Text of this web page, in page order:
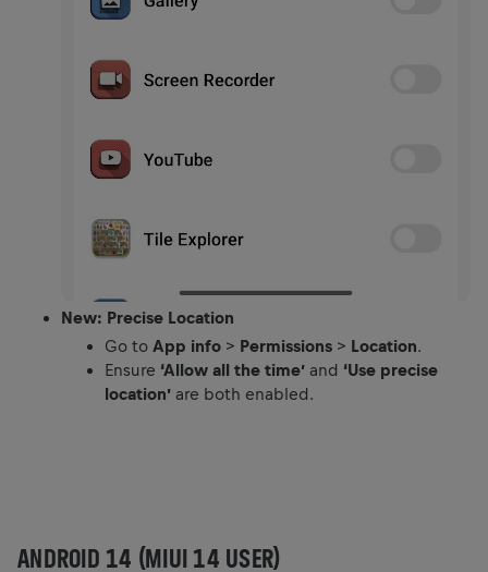
New: Precise Location
Go to App info > Permissions > Location.
Ensure ‘Allow all the time’ and ‘Use precise
location’ are both enabled.
ANDROID 14 (MIUI 14 USER)